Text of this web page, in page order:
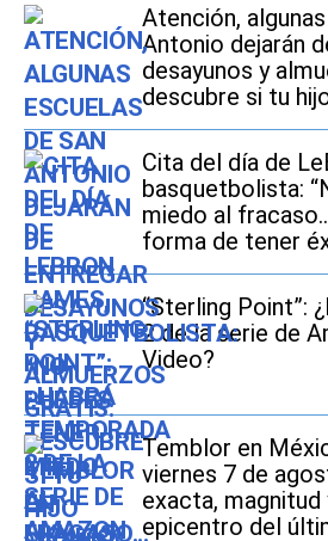
Atención,
Antonio dejarán
desayunos y
descubre si tu
este beneficio
escolar 2026-
Cita del día de
basquetbolista:
miedo al
forma de tener
“Sterling Point”:
2 de la serie de
Video?
Temblor en
viernes 7 de
exacta,
epicentro del